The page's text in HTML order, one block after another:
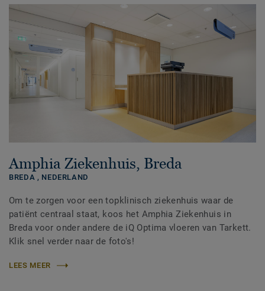
Amphia Ziekenhuis, Breda
BREDA , NEDERLAND
Om te zorgen voor een topklinisch ziekenhuis waar de
patiënt centraal staat, koos het Amphia Ziekenhuis in
Breda voor onder andere de iQ Optima vloeren van Tarkett.
Klik snel verder naar de foto's!
LEES MEER